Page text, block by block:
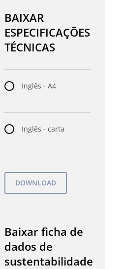
BAIXAR
ESPECIFICAÇÕES
TÉCNICAS
Inglês - A4
Inglês - carta
Baixar ficha de
dados de
sustentabilidade